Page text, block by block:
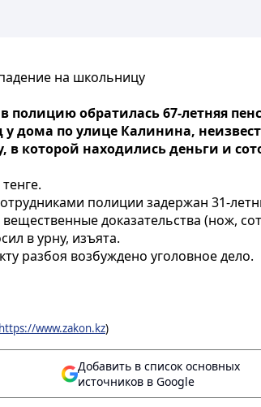
на школьницу
в полицию обратилась 67-летняя
у дома по улице Калинина,
в которой находились деньги и
полиции задержан 31-
доказательства (нож,
в урну, изъята.
разбоя возбуждено уголовное дело.
https://www.zakon.kz)
Добавить в список основных
источников в Google